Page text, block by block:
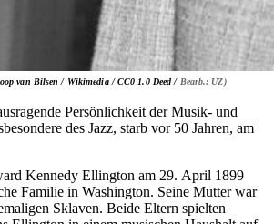
van Bilsen / Wikimedia / CC0 1.0 Deed /Bearb.: UZ)
Persönlichkeit der Musik- und
des Jazz, starb vor 50 Jahren, am
Kennedy Ellington am 29. April 1899
Familie in Washington. Seine Mutter war
Sklaven. Beide Eltern spielten